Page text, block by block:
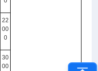
22
00
0
30
00